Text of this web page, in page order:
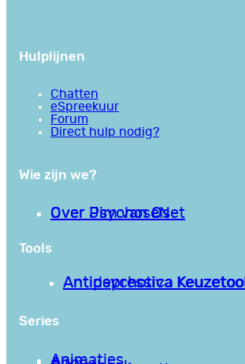
Hulplijnen
Chatten
eSpreekuur
Forum
Direct hulp nodig?
Wie zijn we?
Over PsychoseNet
Over Jim van Os
Tools
Antipsychotica Keuzetool
Antidepressiva Keuzetool
Series
Animaties